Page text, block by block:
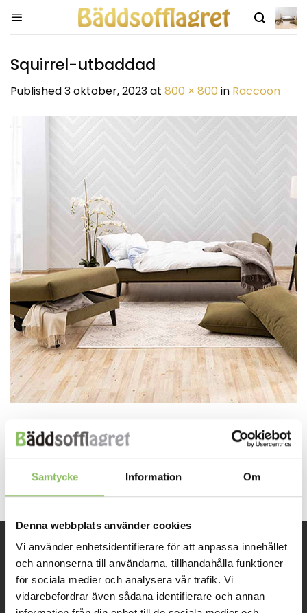
Samtycke Information Om
Denna webbplats använder cookies
Vi använder enhetsidentifierare för att anpassa innehållet
och annonserna till användarna, tillhandahålla funktioner
för sociala medier och analysera vår trafik. Vi
vidarebefordrar även sådana identifierare och annan
Squirrel-utbaddad
Published3 oktober, 2023at 800 × 800 in Raccoon
Both comments and trackbacks are currently closed.
←Previous
Next→
INFORMATION
Om oss